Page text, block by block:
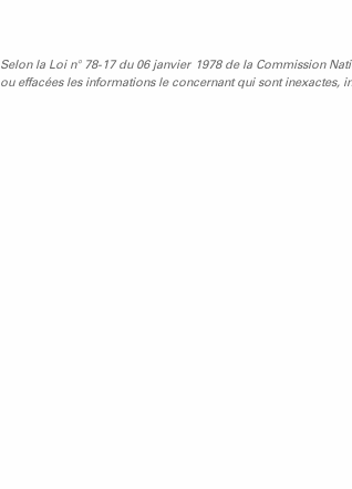
Selon la Loi n° 78-17 du 06 janvier 1978 de la Commission
ou effacées les informations le concernant qui sont